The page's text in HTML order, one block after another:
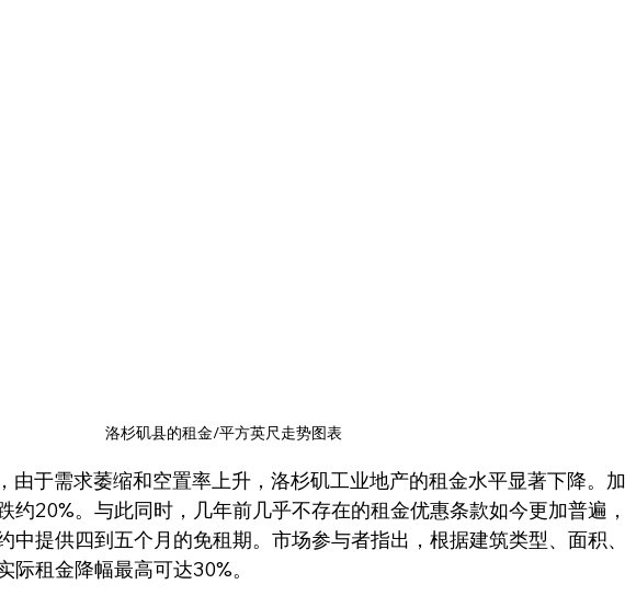
洛杉矶县的租金/平方英尺走势图表
约20%。与此同时，几年前几乎不存在的租金优惠条款如今更加普遍，
中提供四到五个月的免租期。市场参与者指出，根据建筑类型、面积、
际租金降幅最高可达30%。